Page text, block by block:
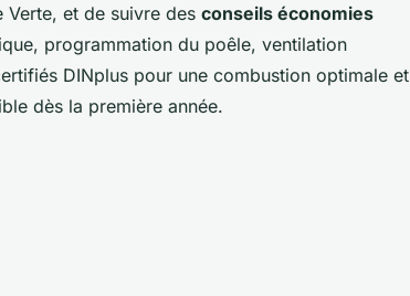
Verte, et de suivre des conseils économies
programmation du poêle, ventilation
DINplus pour une combustion optimale et
dès la première année.